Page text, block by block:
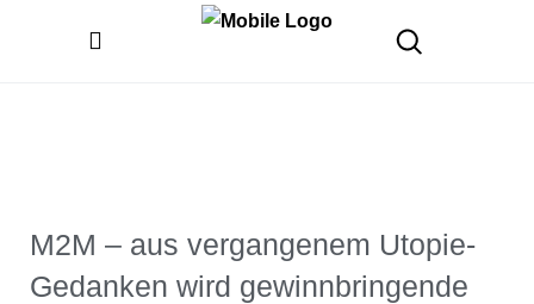
M2M – aus vergangenem Utopie-
Gedanken wird gewinnbringende